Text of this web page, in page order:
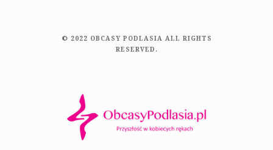
© 2022 OBCASY PODLASIA ALL RIGHTS
RESERVED.